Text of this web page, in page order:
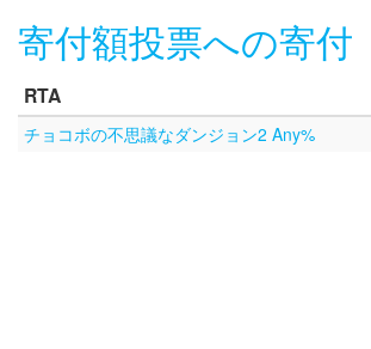
寄付額投票への寄付
RTA
チョコボの不思議なダンジョン2 Any%